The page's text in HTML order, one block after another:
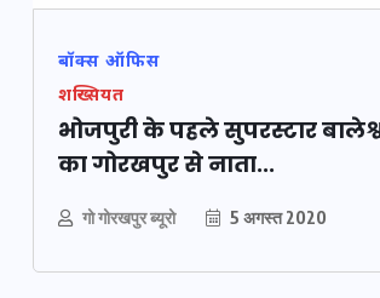
बॉक्स ऑफिस
शख्सियत
भोजपुरी के पहले सुपरस्टार
का गोरखपुर से नाता...
गो गोरखपुर ब्यूरो 5 अगस्त 2020